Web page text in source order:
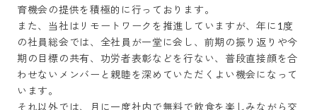
育機会の提供を積極的に行っております。
また、当社はリモートワークを推進していますが、年に1度
の社員総会では、全社員が一堂に会し、前期の振り返りや今
期の目標の共有、功労者表彰などを行ない、普段直接顔を合
わせないメンバーと親睦を深めていただくよい機会になって
います。
それ以外では、月に一度社内で無料で飲食を楽しみながら交